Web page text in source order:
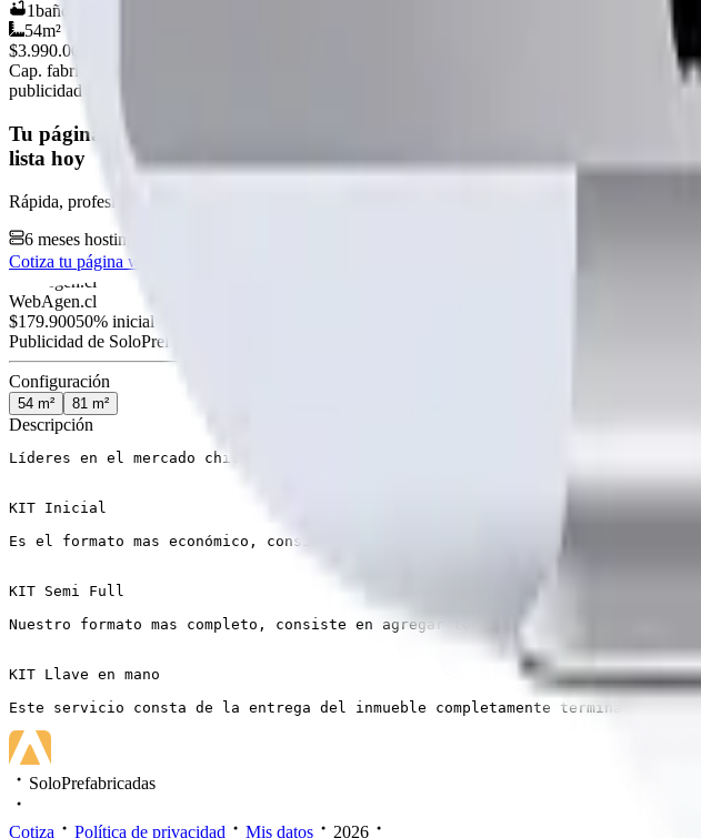
1baños
54m²
$3.990.000
Cap. fabricación este mes:
publicidad
Tu página web
lista hoy
Rápida, profesional, con la misma tecnología base que corre Netflix y TikTok.
6 meses hosting gratis
Cotiza tu página web
WebAgen.cl
WebAgen.cl
$179.90050% inicial · 50% contra entrega
Publicidad de SoloPrefabricadas
Configuración
54 m² 81 m²
Descripción
Líderes en el mercado chileno de casas prefabricadas! Tenemos una
KIT Inicial
Es el formato mas económico, consiste en paneles exteriores e interiores
KIT Semi Full
Nuestro formato mas completo, consiste en agregar todo el contenido del KIT
KIT Llave en mano
Este servicio consta de la entrega del inmueble completamente terminado,
SoloPrefabricadas
Cotiza Política de privacidad Mis datos 2026